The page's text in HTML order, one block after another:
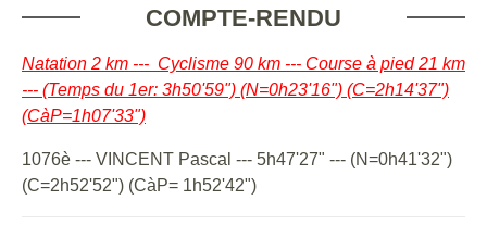
COMPTE-RENDU
Natation 2 km --- Cyclisme 90 km --- Course à pied 21 km
--- (Temps du 1er: 3h50'59") (N=0h23'16") (C=2h14'37")
(CàP=1h07'33")
1076è --- VINCENT Pascal --- 5h47'27" --- (N=0h41'32")
(C=2h52'52") (CàP= 1h52'42")